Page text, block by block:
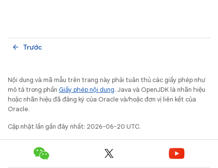
Trước
arrow_back
Nội dung và mã mẫu trên trang này phải tuân thủ các giấy phép như
mô tả trong phần Giấy phép nội dung. Java và OpenJDK là nhãn hiệu
hoặc nhãn hiệu đã đăng ký của Oracle và/hoặc đơn vị liên kết của
Oracle.
Cập nhật lần gần đây nhất: 2026-06-20 UTC.